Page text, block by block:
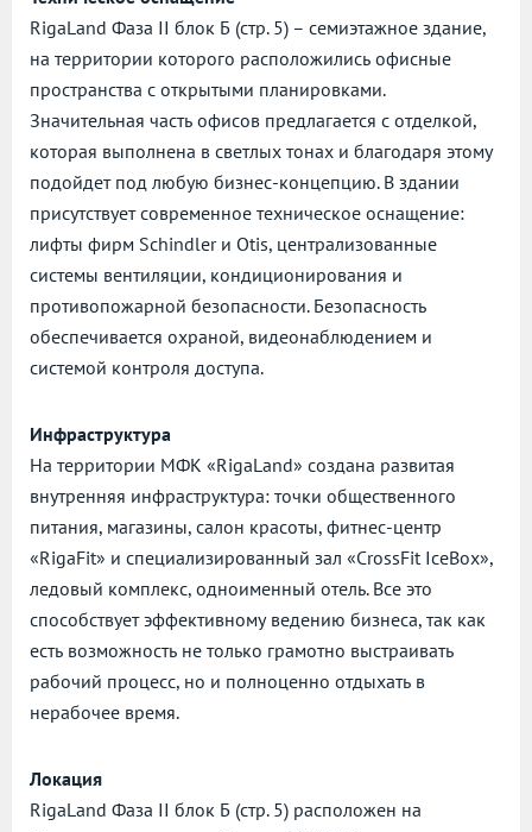
RigaLand Фаза II блок Б (стр. 5) – семиэтажное здание,
на территории которого расположились офисные
пространства с открытыми планировками.
Значительная часть офисов предлагается с отделкой,
которая выполнена в светлых тонах и благодаря этому
подойдет под любую бизнес-концепцию. В здании
присутствует современное техническое оснащение:
лифты фирм Schindler и Otis, централизованные
системы вентиляции, кондиционирования и
противопожарной безопасности. Безопасность
обеспечивается охраной, видеонаблюдением и
системой контроля доступа.
Инфраструктура
На территории МФК «RigaLand» создана развитая
внутренняя инфраструктура: точки общественного
питания, магазины, салон красоты, фитнес-центр
«RigaFit» и специализированный зал «CrossFit IceBox»,
ледовый комплекс, одноименный отель. Все это
способствует эффективному ведению бизнеса, так как
есть возможность не только грамотно выстраивать
рабочий процесс, но и полноценно отдыхать в
нерабочее время.
Локация
RigaLand Фаза II блок Б (стр. 5) расположен на